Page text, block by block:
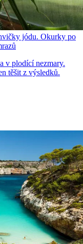
jódu. Okurky po
v plodící nezmary.
těšit z výsledků.